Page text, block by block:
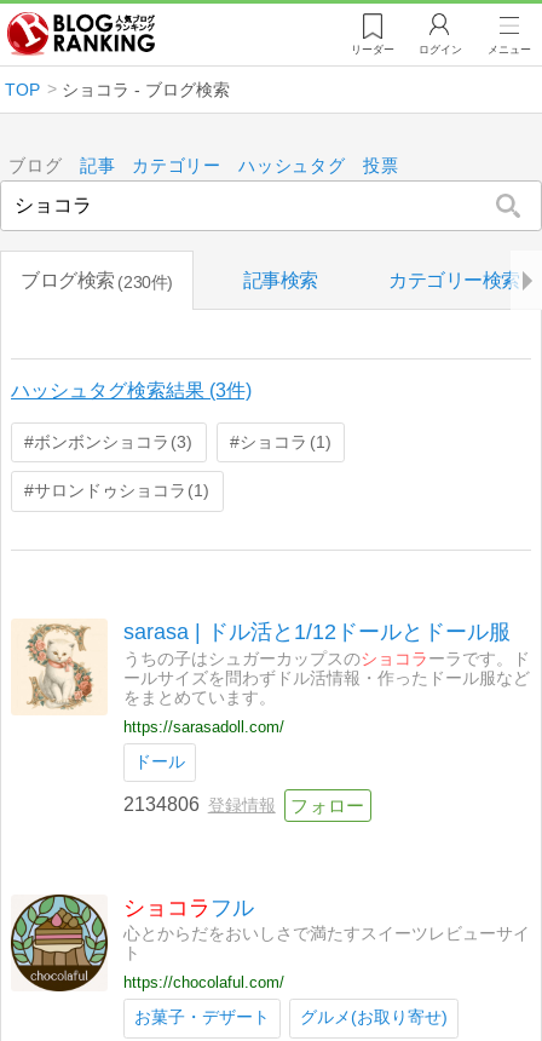
リーダー ログイン メニュー
TOP ショコラ - ブログ検索
ブログ 記事 カテゴリー ハッシュタグ 投票
ブログ検索 230件 記事検索 カテゴリー検索
ハッシュタグ検索結果 (3件)
ボンボンショコラ 3 ショコラ 1
サロンドゥショコラ 1
sarasa | ドル活と1/12ドールとドール服
うちの子はシュガーカップスのショコラ ーラです。ド
ールサイズを問わずドル活情報・作ったドール服など
をまとめています。
https://sarasadoll.com/
ドール
2134806 登録情報
ショコラ フル
心とからだをおいしさで満たすスイーツレビューサイ
ト
https://chocolaful.com/
お菓子・デザート
グルメ(お取り寄せ)